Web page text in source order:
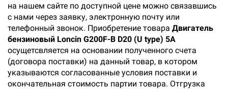
на нашем сайте по доступной цене можно связавшись
с нами через заявку, электронную почту или
телефонный звонок. Приобретение товара Двигатель
бензиновый Loncin G200F-B D20 (U type) 5А
осущетсвляется на основании полученного счета
(договора поставки) на данный товар, в котором
указываются согласованные условия поставки и
окончательная стоимость партии товара. Отгрузка